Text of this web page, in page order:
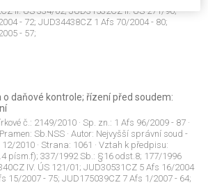
II. ÚS 334/02; JUD31532CZ II. ÚS 271/96;
- 72; JUD34438CZ 1 Afs 70/2004 - 80;
- 57;
o daňové kontrole; řízení před soudem:
č.: 2149/2010 · Sp. zn.: 1 Afs 96/2009 - 87 ·
Pramen: Sb.NSS · Autor: Nejvyšší správní soud -
12/2010 · Strana: 1061 · Vztah k předpisu:
písm.f); 337/1992 Sb.: §16 odst.8; 177/1996
IV. ÚS 121/01; JUD30531CZ 5 Afs 16/2004
15/2007 - 75; JUD175039CZ 7 Afs 1/2007 - 64;